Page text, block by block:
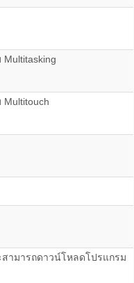
สามารถดาวน์โหลดโปรแกรม